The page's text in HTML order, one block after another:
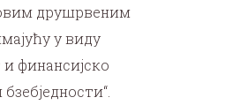
друшрвеним
у виду
финансијско